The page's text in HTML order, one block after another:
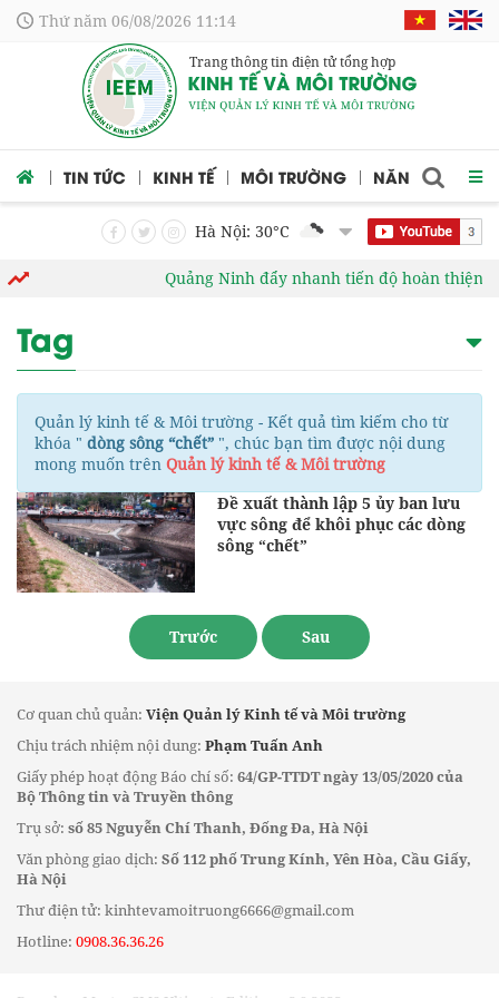
Thứ năm 06/08/2026 11:14
Trang thông tin điện tử tổng hợp
TIN TỨC KINH TẾ MÔI TRƯỜNG NĂNG LƯỢNG
Hà Nội: 30°C
Quảng Ninh đẩy nhanh tiến độ hoàn thiện
Tag
Quản lý kinh tế & Môi trường - Kết quả tìm kiếm cho từ
khóa " dòng sông “chết” ", chúc bạn tìm được nội dung
mong muốn trên Quản lý kinh tế & Môi trường
Đề xuất thành lập 5 ủy ban lưu
vực sông để khôi phục các dòng
sông “chết”
Trước Sau
Cơ quan chủ quản: Viện Quản lý Kinh tế và Môi trường
Chịu trách nhiệm nội dung: Phạm Tuấn Anh
Giấy phép hoạt động Báo chí số: 64/GP-TTDT ngày 13/05/2020 của
Bộ Thông tin và Truyền thông
Trụ sở: số 85 Nguyễn Chí Thanh, Đống Đa, Hà Nội
Văn phòng giao dịch: Số 112 phố Trung Kính, Yên Hòa, Cầu Giấy,
Hà Nội
Thư điện tử: kinhtevamoitruong6666@gmail.com
Hotline: 0908.36.36.26